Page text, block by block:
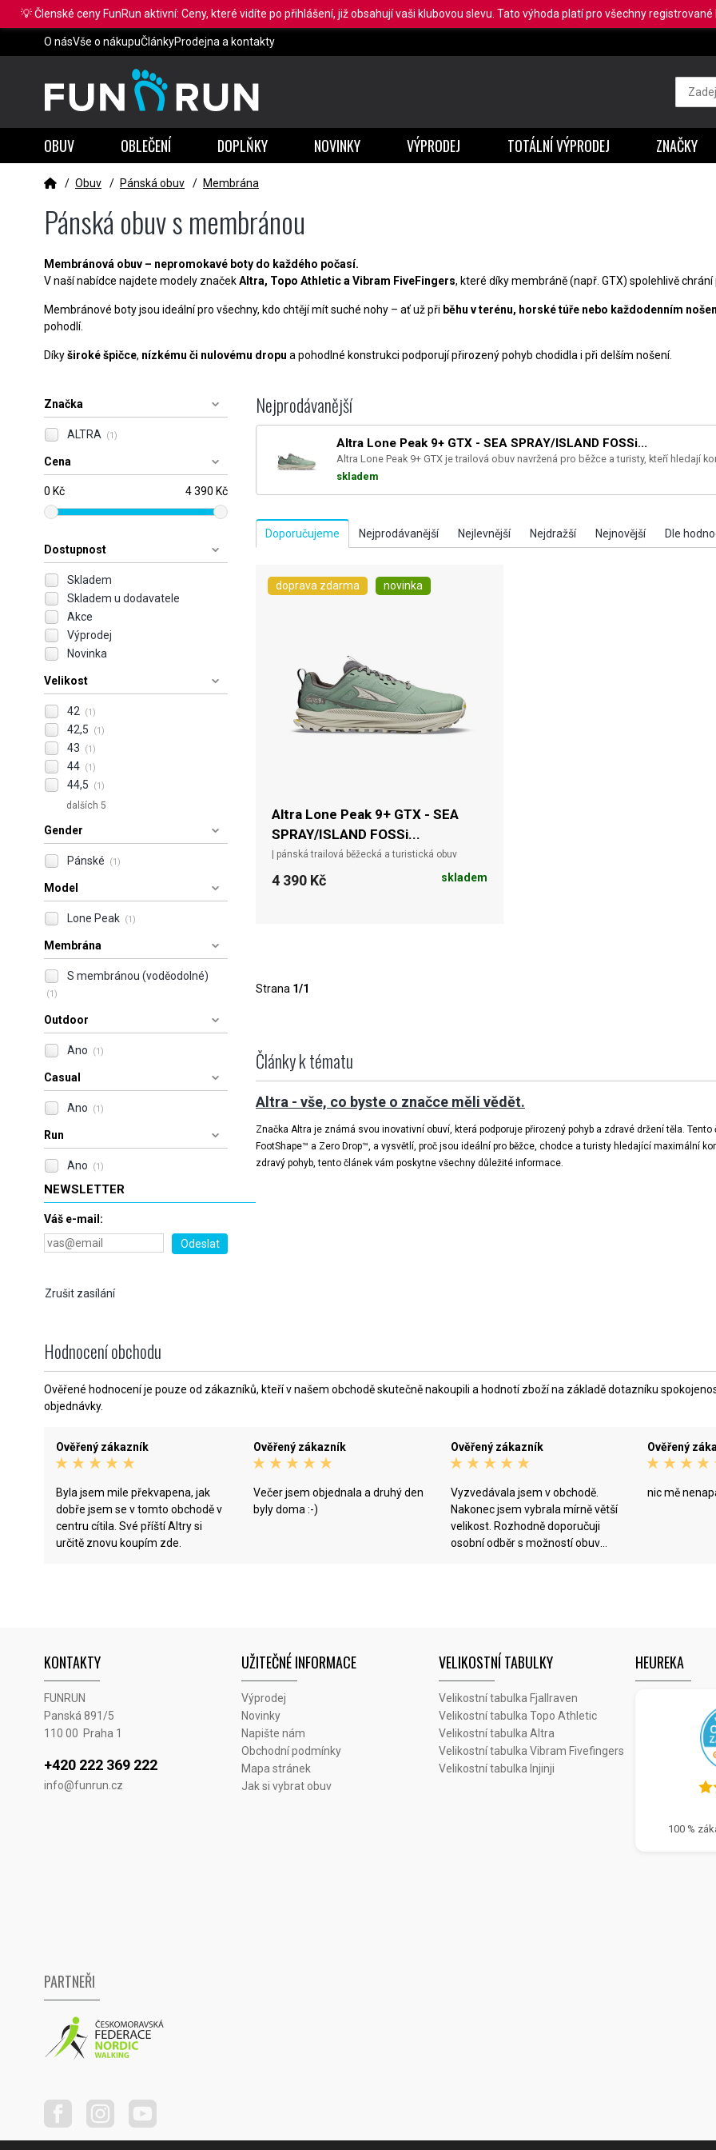
O násVše o nákupuČlánkyProdejna a kontakty
OBUV OBLEČENÍ DOPLŇKY NOVINKY VÝPRODEJ TOTÁLNÍ VÝPRODEJ ZNAČKY
/ Obuv / Pánská obuv / Membrána
Pánská obuv s membránou
Membránová obuv – nepromokavé boty do každého počasí.
V naší nabídce najdete modely značekAltra, Topo Athletic a Vibram FiveFingers, které díky membráně (např. GTX) spolehlivě
Membránové boty jsou ideální pro všechny, kdo chtějí mít suché nohy – ať už při běhu v terénu, horské túře nebo každodenním
pohodlí.
Díkyširoké špičce, nízkému či nulovému dropu a pohodlné konstrukci podporují přirozený pohyb chodidla i při delším nošení.
Značka
ALTRA (1)
Cena
0 Kč 4 390 Kč
Dostupnost
Skladem
Skladem u dodavatele
Akce
Výprodej
Novinka
Velikost
42 (1)
42,5 (1)
43 (1)
44 (1)
44,5 (1)
dalších 5
Gender
Pánské (1)
Model
Lone Peak (1)
Membrána
S membránou (voděodolné)
(1)
Outdoor
Ano (1)
Casual
Ano (1)
Run
Ano (1)
NEWSLETTER
Váš e-mail:
Zrušit zasílání
Nejprodávanější
Altra Lone Peak 9+ GTX - SEA SPRAY/ISLAND FOSSi...
Altra Lone Peak 9+ GTX je trailová obuv navržená pro běžce a turisty, kteří hledají
skladem
doprava zdarma novinka
Altra Lone Peak 9+ GTX - SEA
SPRAY/ISLAND FOSSi...
| pánská trailová běžecká a turistická obuv
4 390 Kč skladem
Strana 1/1
Články k tématu
Altra - vše, co byste o značce měli vědět.
Značka Altra je známá svou inovativní obuví, která podporuje přirozený pohyb a zdravé držení těla.
FootShape™ a Zero Drop™, a vysvětlí, proč jsou ideální pro běžce, chodce a turisty hledající maximální
zdravý pohyb, tento článek vám poskytne všechny důležité informace.
Hodnocení obchodu
Ověřené hodnocení je pouze od zákazníků, kteří v našem obchodě skutečně nakoupili a hodnotí zboží na základě dotazníku
objednávky.
Ověřený zákazník
Byla jsem mile překvapena, jak
dobře jsem se v tomto obchodě v
centru cítila. Své příští Altry si
určitě znovu koupím zde.
Ověřený zákazník
Večer jsem objednala a druhý den
byly doma :-)
Ověřený zákazník
Vyzvedávala jsem v obchodě.
Nakonec jsem vybrala mírně větší
velikost. Rozhodně doporučuji
osobní odběr s možností obuv
Ověřený
nic mě
KONTAKTY
FUNRUN
Panská 891/5
110 00 Praha 1
+420 222 369 222
info@funrun.cz
UŽITEČNÉ INFORMACE
Výprodej
Novinky
Napište nám
Obchodní podmínky
Mapa stránek
Jak si vybrat obuv
VELIKOSTNÍ TABULKY
Velikostní tabulka Fjallraven
Velikostní tabulka Topo Athletic
Velikostní tabulka Altra
Velikostní tabulka Vibram Fivefingers
Velikostní tabulka Injinji
HEUREKA
100 %
PARTNEŘI
💡 Členské ceny FunRun aktivní: Ceny, které vidíte po přihlášení, již obsahují vaši klubovou slevu. Tato výhoda platí pro všechny